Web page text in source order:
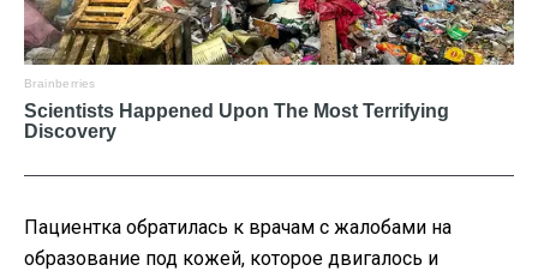
Пациентка обратилась к врачам с жалобами на
образование под кожей, которое двигалось и